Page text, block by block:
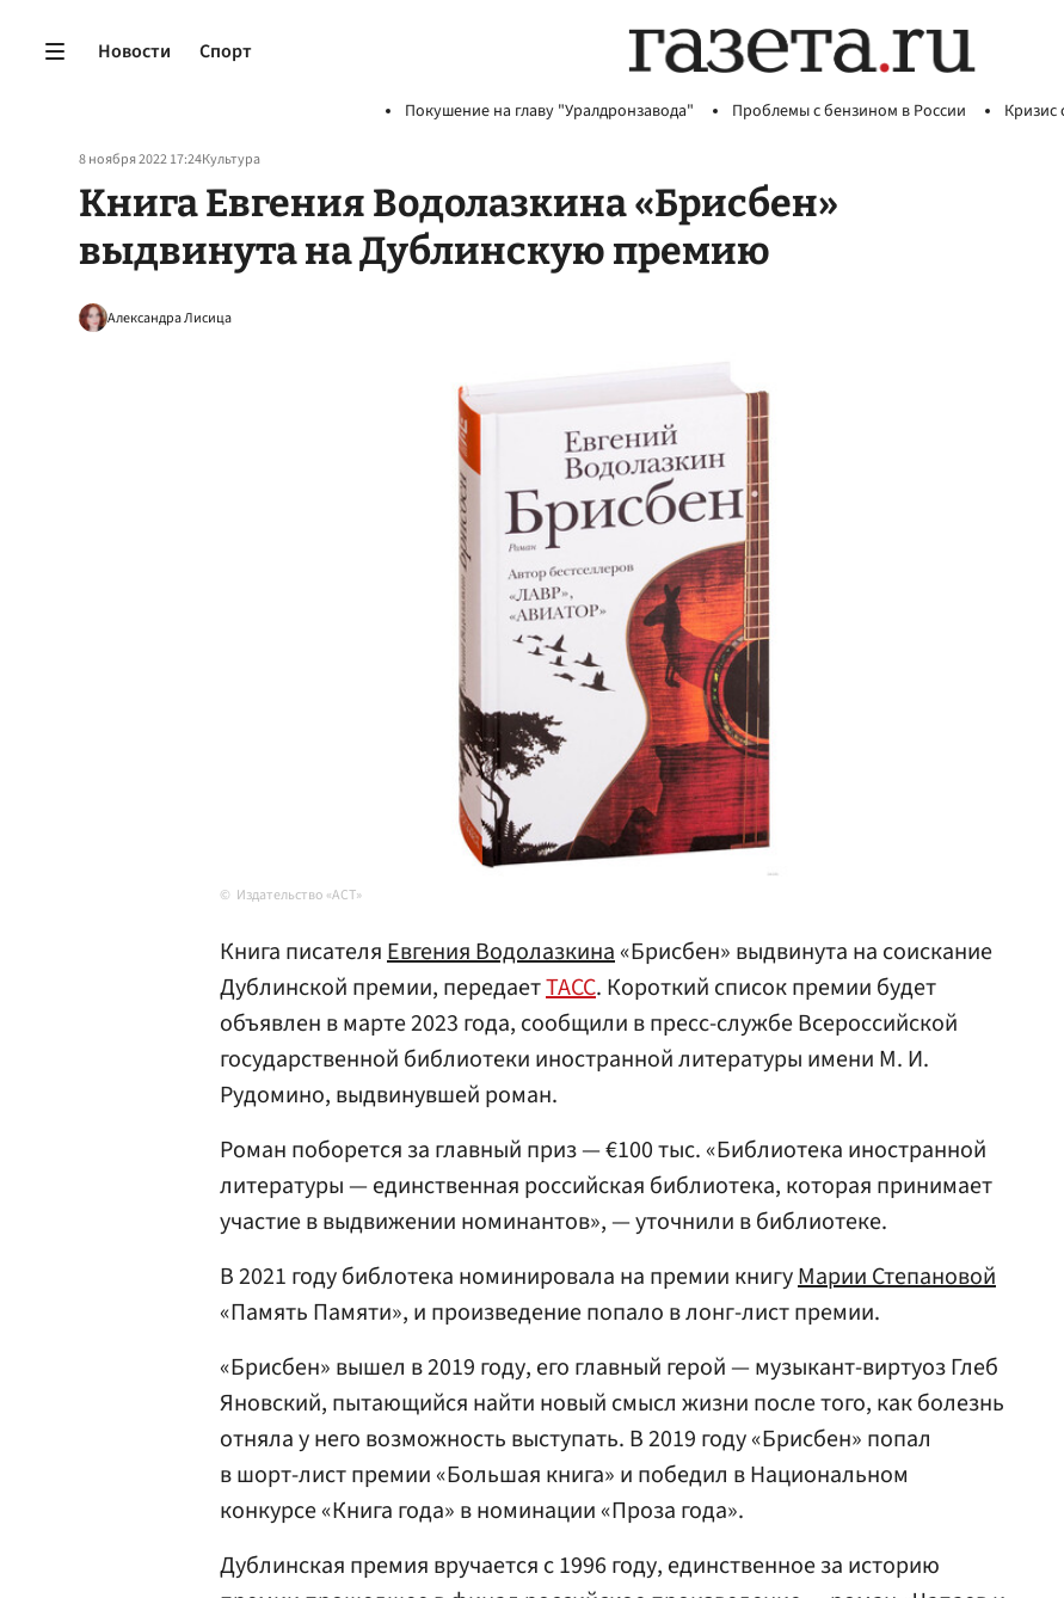
Новости Спорт
Покушение на главу "Уралдронзавода" Проблемы с бензином в России Кризис
8 ноября 2022 17:24Культура
Книга Евгения Водолазкина «Брисбен»
выдвинута на Дублинскую премию
Александра Лисица
Издательство «АСТ»
Книга писателяЕвгения Водолазкина«Брисбен» выдвинута на соискание
Дублинской премии, передаетТАСС. Короткий список премии будет
объявлен в марте 2023 года, сообщили в пресс-службе Всероссийской
государственной библиотеки иностранной литературы имени М. И.
Рудомино, выдвинувшей роман.
Роман поборется за главный приз — €100 тыс. «Библиотека иностранной
литературы — единственная российская библиотека, которая принимает
участие в выдвижении номинантов», — уточнили в библиотеке.
В 2021 году библотека номинировала на премии книгуМарии Степановой
«Память Памяти», и произведение попало в лонг-лист премии.
«Брисбен» вышел в 2019 году, его главный герой — музыкант-виртуоз Глеб
Яновский, пытающийся найти новый смысл жизни после того, как болезнь
отняла у него возможность выступать. В 2019 году «Брисбен» попал
в шорт-лист премии «Большая книга» и победил в Национальном
конкурсе «Книга года» в номинации «Проза года».
Дублинская премия вручается с 1996 году, единственное за историю